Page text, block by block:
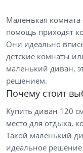
Маленькая
помощь приходят
Они идеально
детские комнаты
маленький диван,
решением.
Почему стоит
Купить диван 120
место для отдыха,
Такой маленький
идеальное